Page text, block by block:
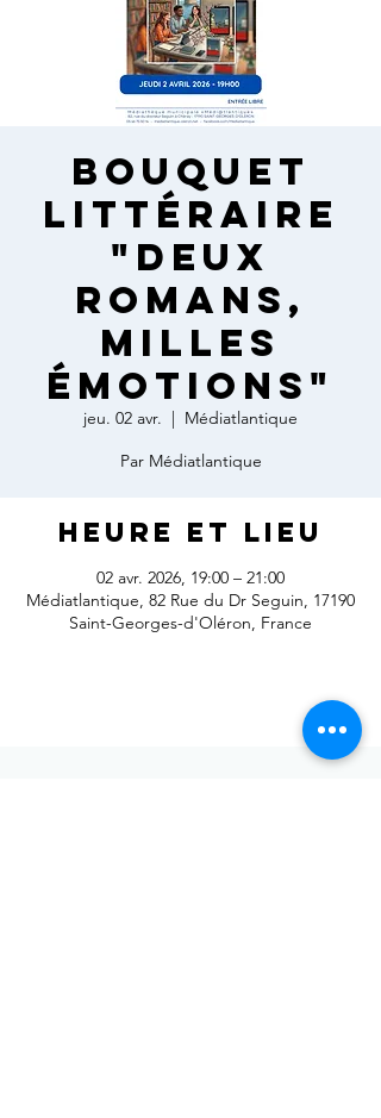
Bouquet
Littéraire
"deux
romans,
milles
émotions"
jeu. 02 avr.
  |
Médiatlantique
Par Médiatlantique
Heure et lieu
02 avr. 2026, 19:00 – 21:00
Médiatlantique, 82 Rue du Dr Seguin, 17190
Saint-Georges-d'Oléron, France